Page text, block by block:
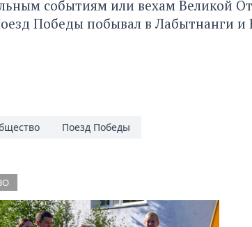
событиям или вехам Великой
Победы побывал в Лабытнанги и
Поезд Победы